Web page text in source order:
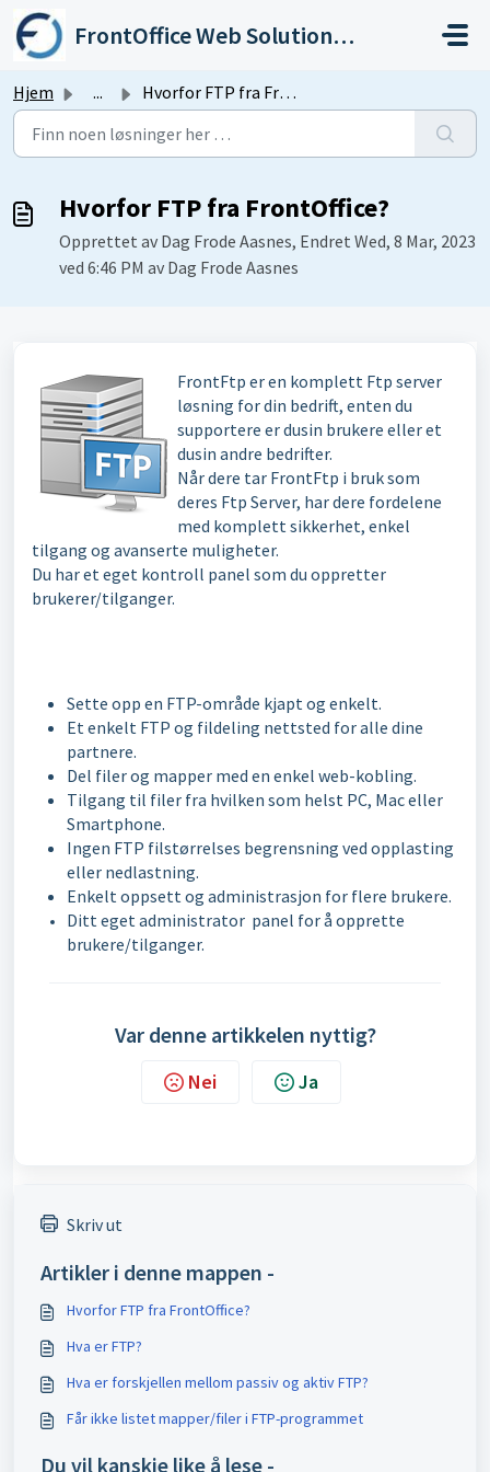
Gå til hovedinnhold
FrontOffice Web Solutions As
Hjem ... Hvorfor FTP fra FrontOffice?
Hvorfor FTP fra FrontOffice?
Opprettet av Dag Frode Aasnes, Endret Wed, 8 Mar, 2023
ved 6:46 PM av Dag Frode Aasnes
FrontFtp er en komplett Ftp server
løsning for din bedrift, enten du
supportere er dusin brukere eller et
dusin andre bedrifter.
Når dere tar FrontFtp i bruk som
deres Ftp Server, har dere fordelene
med komplett sikkerhet, enkel
tilgang og avanserte muligheter.
Du har et eget kontroll panel som du oppretter
brukerer/tilganger.
Sette opp en FTP-område kjapt og enkelt.
Et enkelt FTP og fildeling nettsted for alle dine
partnere.
Del filer og mapper med en enkel web-kobling.
Tilgang til filer fra hvilken som helst PC, Mac eller
Smartphone.
Ingen FTP filstørrelses begrensning ved opplasting
eller nedlastning.
Enkelt oppsett og administrasjon for flere brukere.
Ditt eget administrator panel for å opprette
brukere/tilganger.
Var denne artikkelen nyttig?
Nei Ja
Skriv ut
Artikler i denne mappen -
Hvorfor FTP fra FrontOffice?
Hva er FTP?
Hva er forskjellen mellom passiv og aktiv FTP?
Får ikke listet mapper/filer i FTP-programmet
Du vil kanskje like å lese -